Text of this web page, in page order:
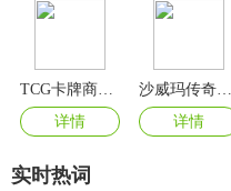
TCG卡牌商店模拟器手游
详情
详情
实时热词